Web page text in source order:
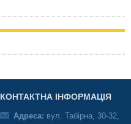
КОНТАКТНА ІНФОРМАЦІЯ
Адреса: вул. Табірна, 30-32,